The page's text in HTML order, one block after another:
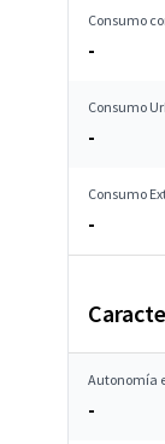
Consumo
-
Consumo
-
Consumo
-
Autonomía
-